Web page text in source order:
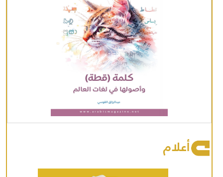
أعلام